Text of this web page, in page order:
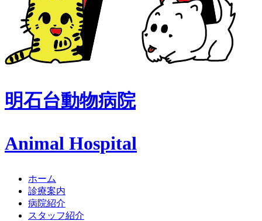
明石台動物病院
Animal Hospital
ホーム
診療案内
病院紹介
スタッフ紹介